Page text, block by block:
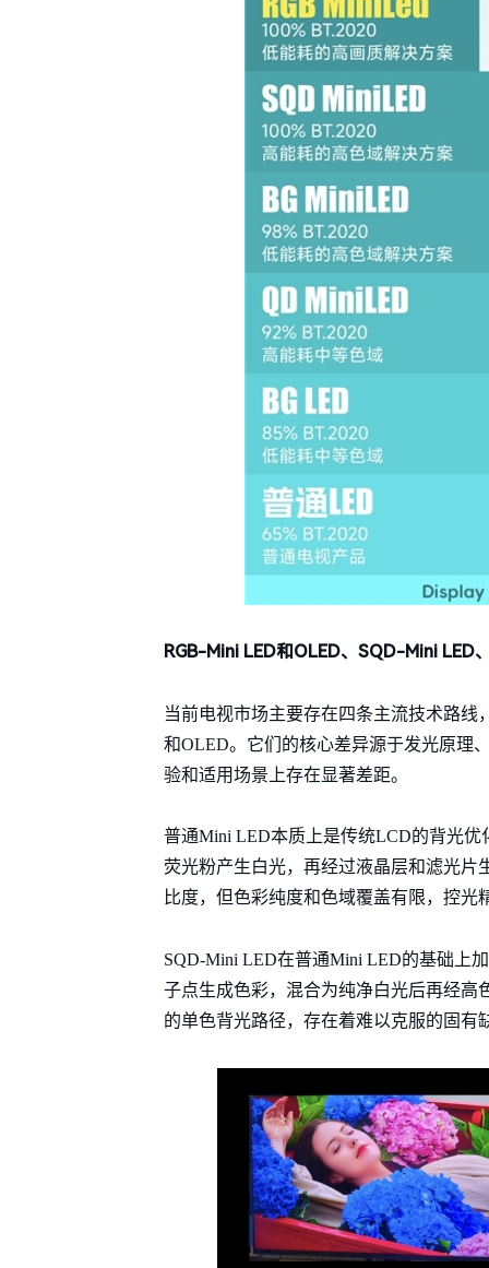
RGB-Mini LED和OLED、SQD-Mini LED
当前电视市场主要存在四条主流技术路
和OLED。它们的核心差异源于发光原理
验和适用场景上存在显著差距。
普通Mini LED本质上是传统LCD的背光
荧光粉产生白光，再经过液晶层和滤光
比度，但色彩纯度和色域覆盖有限，控
SQD-Mini LED在普通Mini LED的基础上
子点生成色彩，混合为纯净白光后再经高
的单色背光路径，存在着难以克服的固有